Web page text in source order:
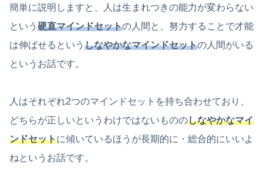
簡単に説明しますと、人は生まれつきの能力が変わらない
という 硬直マインドセットの人間と、努力することで才能
は伸ばせるという しなやかなマインドセットの人間がいる
というお話です。
人はそれぞれ2つのマインドセットを持ち合わせており、
どちらが正しいというわけではないもののしなやかなマイ
ンドセットに傾いているほうが長期的に・総合的にいいよ
ねというお話です。